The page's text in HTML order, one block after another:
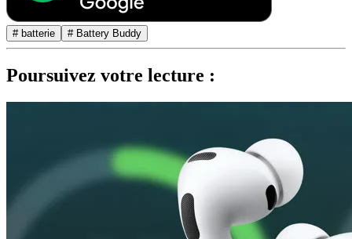
# batterie # Battery Buddy
Poursuivez votre lecture :